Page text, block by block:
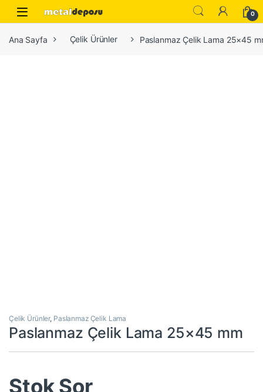
Skip to navigation
Skip to content
0
Ana Sayfa Çelik Ürünler Paslanmaz Çelik Lama 25×45
Çelik Ürünler, Paslanmaz Çelik Lama
Paslanmaz Çelik Lama 25×45 mm
Stok Sor